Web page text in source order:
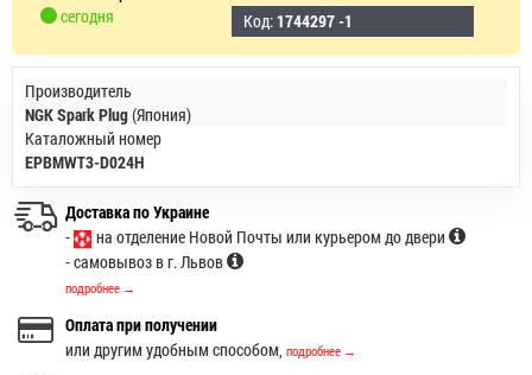
сегодня
Код: 1744297 -1
Производитель
NGK Spark Plug(Япония)
Каталожный номер
EPBMWT3-D024H
Доставка по Украине
-
на отделение Новой Почты или курьером до двери
- самовывоз в г. Львов
подробнее →
Оплата при получении
или другим удобным способом, подробнее →